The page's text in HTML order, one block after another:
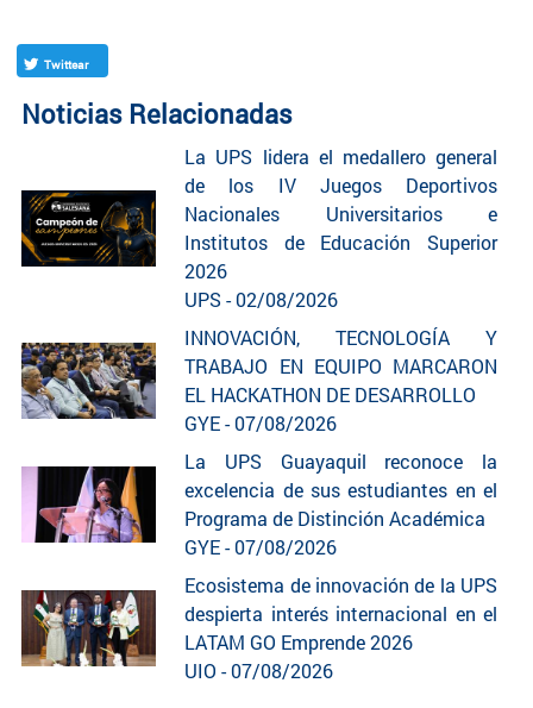
Twittear
Noticias Relacionadas
La UPS lidera el medallero general
de los IV Juegos Deportivos
Nacionales Universitarios e
Institutos de Educación Superior
2026
UPS - 02/08/2026
INNOVACIÓN, TECNOLOGÍA Y
TRABAJO EN EQUIPO MARCARON
EL HACKATHON DE DESARROLLO
GYE - 07/08/2026
La UPS Guayaquil reconoce la
excelencia de sus estudiantes en el
Programa de Distinción Académica
GYE - 07/08/2026
Ecosistema de innovación de la UPS
despierta interés internacional en el
LATAM GO Emprende 2026
UIO - 07/08/2026